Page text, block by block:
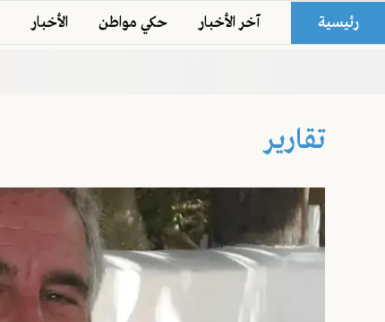
رئيسية آخر الأخبار حكي مواطن الأخبار
تقارير